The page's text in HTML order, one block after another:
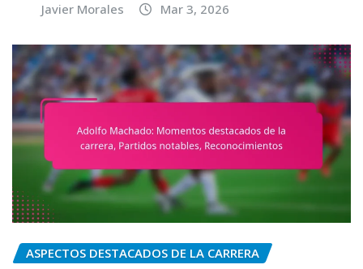
Javier Morales Mar 3, 2026
ASPECTOS DESTACADOS DE LA CARRERA